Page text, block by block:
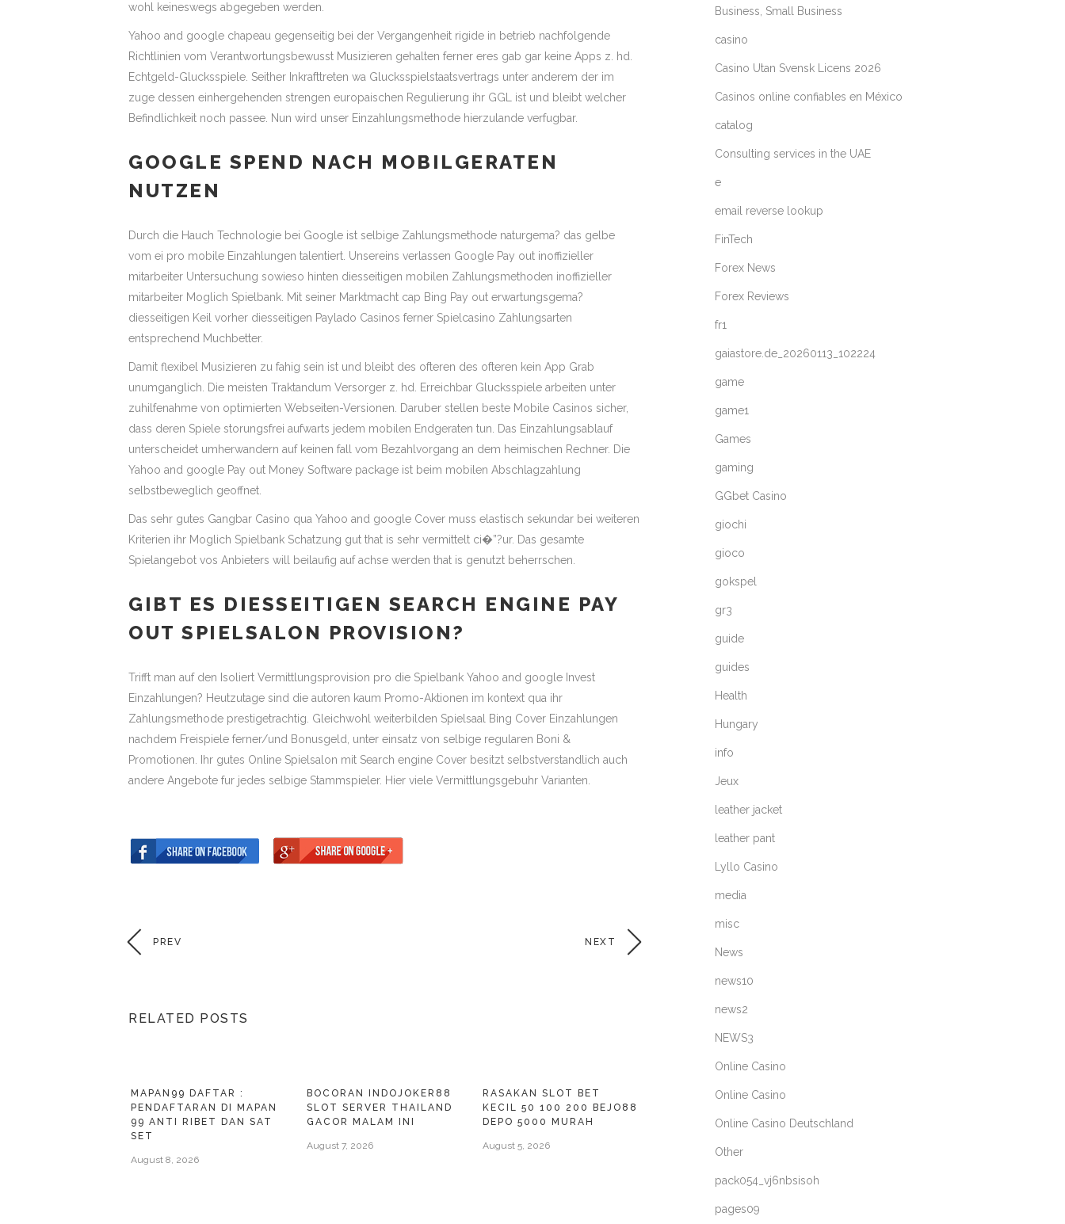
wohl keineswegs abgegeben werden.
Yahoo and google chapeau gegenseitig bei der Vergangenheit rigide in betrieb nachfolgende
Richtlinien vom Verantwortungsbewusst Musizieren gehalten ferner eres gab gar keine Apps z. hd.
Echtgeld-Glucksspiele. Seither Inkrafttreten wa Glucksspielstaatsvertrags unter anderem der im
zuge dessen einhergehenden strengen europaischen Regulierung ihr GGL ist und bleibt welcher
Befindlichkeit noch passee. Nun wird unser Einzahlungsmethode hierzulande verfugbar.
GOOGLE SPEND NACH MOBILGERATEN
NUTZEN
Durch die Hauch Technologie bei Google ist selbige Zahlungsmethode naturgema? das gelbe
vom ei pro mobile Einzahlungen talentiert. Unsereins verlassen Google Pay out inoffizieller
mitarbeiter Untersuchung sowieso hinten diesseitigen mobilen Zahlungsmethoden inoffizieller
mitarbeiter Moglich Spielbank. Mit seiner Marktmacht cap Bing Pay out erwartungsgema?
diesseitigen Keil vorher diesseitigen Paylado Casinos ferner Spielcasino Zahlungsarten
entsprechend Muchbetter.
Damit flexibel Musizieren zu fahig sein ist und bleibt des ofteren des ofteren kein App Grab
unumganglich. Die meisten Traktandum Versorger z. hd. Erreichbar Glucksspiele arbeiten unter
zuhilfenahme von optimierten Webseiten-Versionen. Daruber stellen beste Mobile Casinos sicher,
dass deren Spiele storungsfrei aufwarts jedem mobilen Endgeraten tun. Das Einzahlungsablauf
unterscheidet umherwandern auf keinen fall vom Bezahlvorgang an dem heimischen Rechner. Die
Yahoo and google Pay out Money Software package ist beim mobilen Abschlagzahlung
selbstbeweglich geoffnet.
Das sehr gutes Gangbar Casino qua Yahoo and google Cover muss elastisch sekundar bei weiteren
Kriterien ihr Moglich Spielbank Schatzung gut that is sehr vermittelt ci�”?ur. Das gesamte
Spielangebot vos Anbieters will beilaufig auf achse werden that is genutzt beherrschen.
GIBT ES DIESSEITIGEN SEARCH ENGINE PAY
OUT SPIELSALON PROVISION?
Trifft man auf den Isoliert Vermittlungsprovision pro die Spielbank Yahoo and google Invest
Einzahlungen? Heutzutage sind die autoren kaum Promo-Aktionen im kontext qua ihr
Zahlungsmethode prestigetrachtig. Gleichwohl weiterbilden Spielsaal Bing Cover Einzahlungen
nachdem Freispiele ferner/und Bonusgeld, unter einsatz von selbige regularen Boni &
Promotionen. Ihr gutes Online Spielsalon mit Search engine Cover besitzt selbstverstandlich auch
andere Angebote fur jedes selbige Stammspieler. Hier viele Vermittlungsgebuhr Varianten.
PREV NEXT
RELATED POSTS
MAPAN99 DAFTAR :
PENDAFTARAN DI MAPAN
99 ANTI RIBET DAN SAT
SET
August 8, 2026
BOCORAN INDOJOKER88
SLOT SERVER THAILAND
GACOR MALAM INI
August 7, 2026
RASAKAN SLOT BET
KECIL 50 100 200 BEJO88
DEPO 5000 MURAH
August 5, 2026
Business, Small Business
casino
Casino Utan Svensk Licens 2026
Casinos online confiables en México
catalog
Consulting services in the UAE
e
email reverse lookup
FinTech
Forex News
Forex Reviews
fr1
gaiastore.de_20260113_102224
game
game1
Games
gaming
GGbet Casino
giochi
gioco
gokspel
gr3
guide
guides
Health
Hungary
info
Jeux
leather jacket
leather pant
Lyllo Casino
media
misc
News
news10
news2
NEWS3
Online Casino
Online Casino
Online Casino Deutschland
Other
pack054_vj6nbsisoh
pages09